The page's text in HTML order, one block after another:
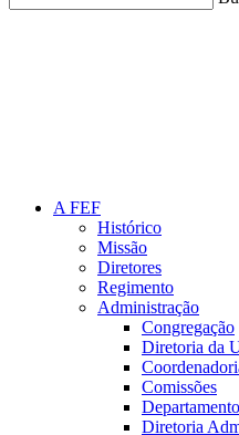
A FEF
Histórico
Missão
Diretores
Regimento
Administração
Congregação
Diretoria da
Comissões
Diretoria